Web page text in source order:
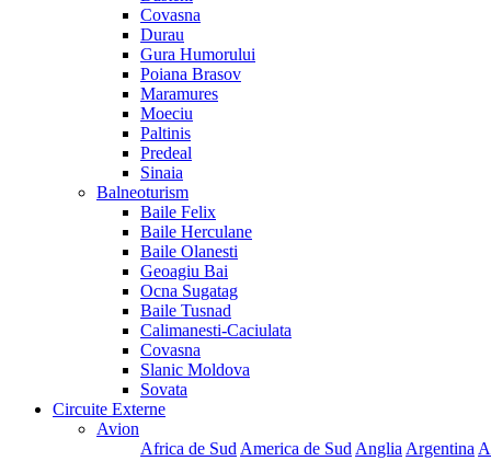
Covasna
Durau
Gura Humorului
Poiana Brasov
Maramures
Moeciu
Paltinis
Predeal
Sinaia
Balneoturism
Baile Felix
Baile Herculane
Baile Olanesti
Geoagiu Bai
Ocna Sugatag
Baile Tusnad
Calimanesti-Caciulata
Covasna
Slanic Moldova
Sovata
Circuite Externe
Avion
Africa de Sud America de Sud Anglia Argentina